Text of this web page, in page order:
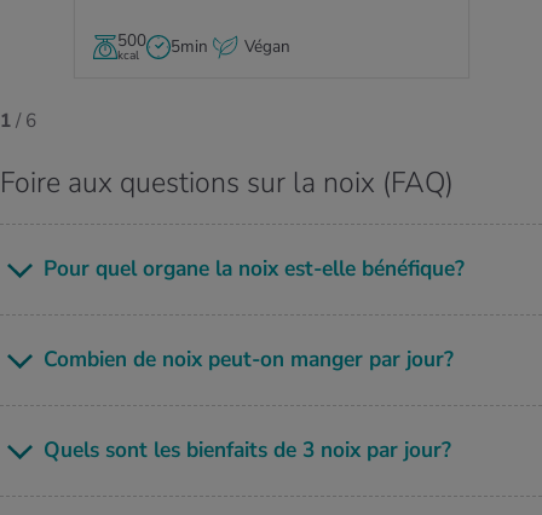
500
kcal 5min Végan
1/ 6
Foire aux questions sur la noix (FAQ)
​​​​​Pour quel organe la noix est-elle béné­fique?
​​​Com­bien de noix peut-on man­ger par jour?
Quels sont les bien­faits de 3 noix par jour?